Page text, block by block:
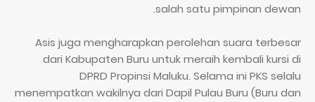
salah satu pimpinan dewan.
Asis juga mengharapkan perolehan suara terbesar
dari Kabupaten Buru untuk meraih kembali kursi di
DPRD Propinsi Maluku. Selama ini PKS selalu
menempatkan wakilnya dari Dapil Pulau Buru (Buru dan